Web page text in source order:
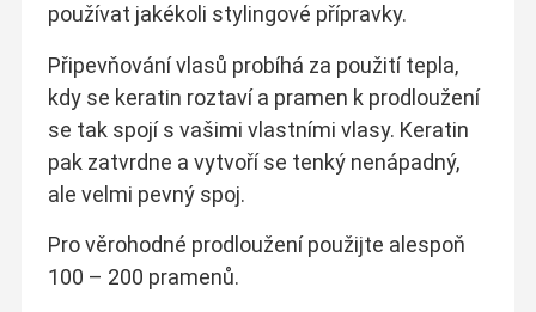
používat jakékoli stylingové přípravky.
Připevňování vlasů probíhá za použití tepla,
kdy se keratin roztaví a pramen k prodloužení
se tak spojí s vašimi vlastními vlasy. Keratin
pak zatvrdne a vytvoří se tenký nenápadný,
ale velmi pevný spoj.
Pro věrohodné prodloužení použijte alespoň
100 – 200 pramenů.